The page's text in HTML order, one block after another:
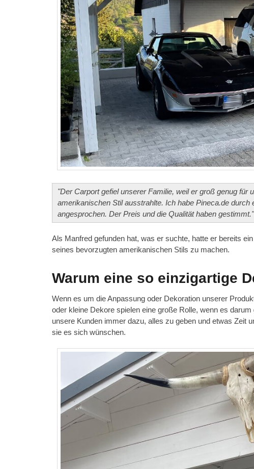
"Der Carport gefiel unserer Familie, weil er groß genug für
amerikanischen Stil ausstrahlte. Ich habe Pineca.de
angesprochen. Der Preis und die Qualität haben
Als Manfred gefunden hat, was er suchte, hatte er bereits
seines bevorzugten amerikanischen Stils zu machen.
Warum eine so einzigartige
Wenn es um die Anpassung oder Dekoration unserer
oder kleine Dekore spielen eine große Rolle, wenn es
unsere Kunden immer dazu, alles zu geben und etwas Zeit
sie es sich wünschen.